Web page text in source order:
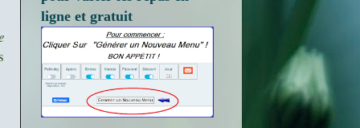
ligne et gratuit